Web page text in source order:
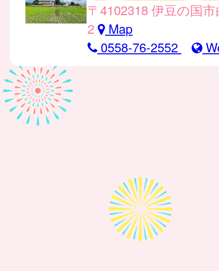
〒4102318 伊豆の国
2
Map
0558-76-2552